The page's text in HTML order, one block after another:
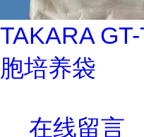
TAKARA
胞培养袋
在线留言